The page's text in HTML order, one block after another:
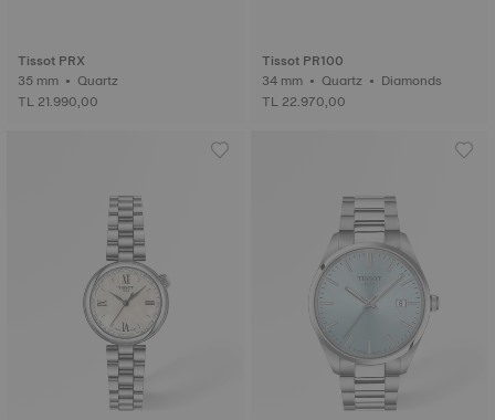
Tissot PRX
35 mm • Quartz
TL 21.990,00
Tissot PR100
34 mm • Quartz • Diamonds
TL 22.970,00